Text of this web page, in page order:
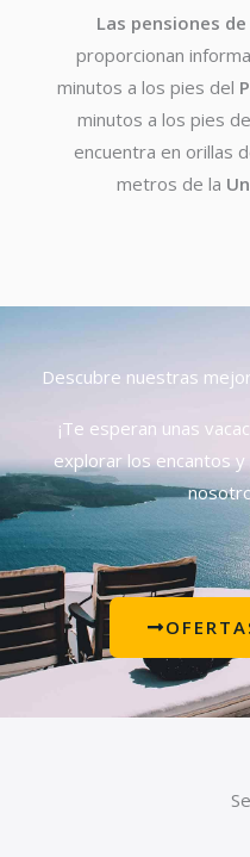
Las pensiones
proporcionan
minutos a los pies del
minutos a los pies
encuentra en orillas
metros de la
Descubre nuestras
¡Te esperan unas
explorar los encantos